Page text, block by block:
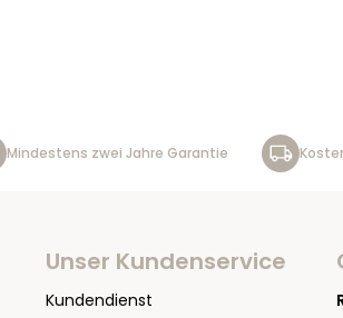
Mindestens zwei Jahre Garantie
Unser Kundenservice
Kundendienst